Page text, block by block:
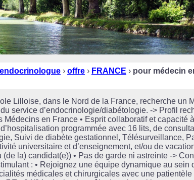
› offre › FRANCE › pour médecin
Lilloise, dans le Nord de la France, recherche un
service d’endocrinologie/diabétologie. -> Profil
Médecins en France • Esprit collaboratif et capacité
programmée avec 16 lits, de
Suivi de diabète gestationnel, Télésurveillance,
universitaire et d’enseignement, et/ou de
la) candidat(e)) • Pas de garde ni astreinte ->
: • Rejoignez une équipe dynamique au sein
médicales et chirurgicales avec une